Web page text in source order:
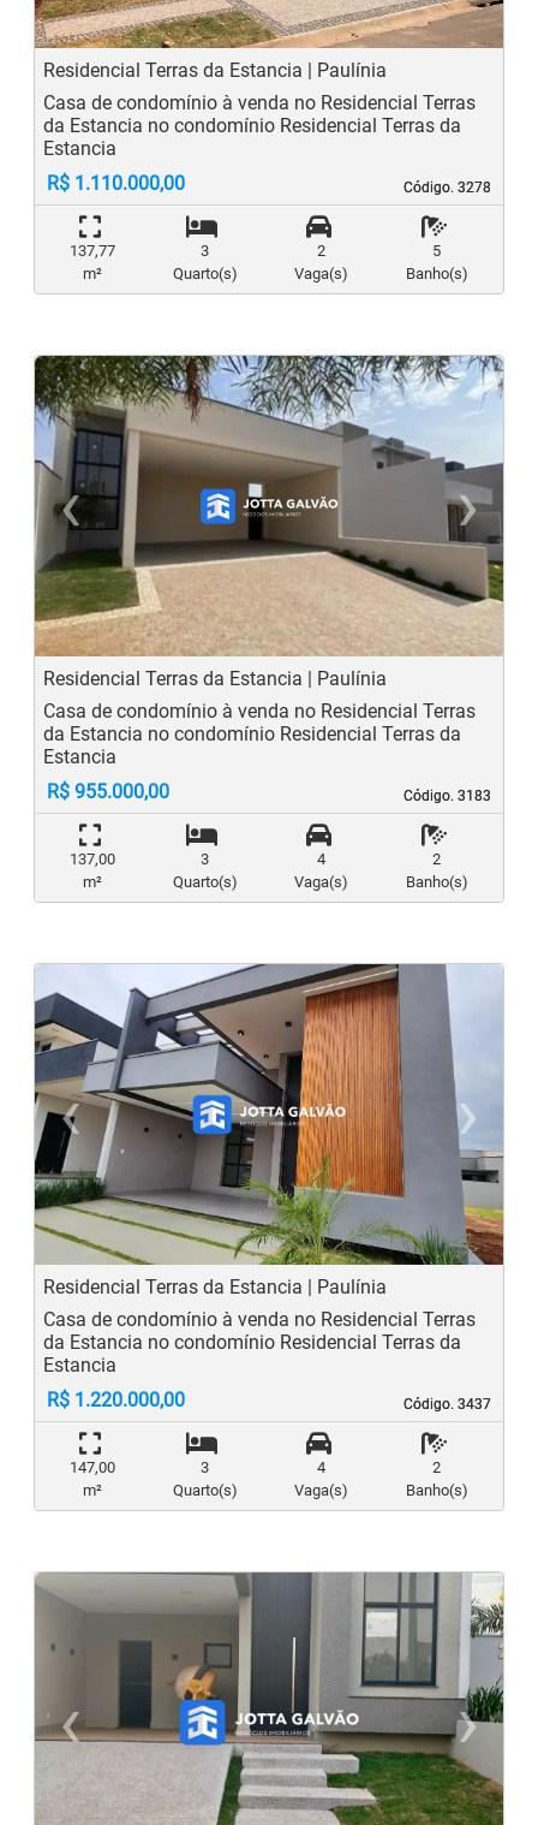
Residencial Terras da Estancia | Paulínia
Código. 3278
Código. 3278
Casa de condomínio à venda no Residencial Terras
da Estancia no condomínio Residencial Terras da
Estancia
R$ 1.110.000,00
137,77
m²
3
Quarto(s)
2
Vaga(s)
5
Banho(s)
‹
Previous
›
Residencial Terras da Estancia | Paulínia
Código. 3183
Código. 3183
Casa de condomínio à venda no Residencial Terras
da Estancia no condomínio Residencial Terras da
Estancia
R$ 955.000,00
137,00
m²
3
Quarto(s)
4
Vaga(s)
2
Banho(s)
‹
Previous
›
Residencial Terras da Estancia | Paulínia
Código. 3437
Código. 3437
Casa de condomínio à venda no Residencial Terras
da Estancia no condomínio Residencial Terras da
Estancia
R$ 1.220.000,00
147,00
m²
3
Quarto(s)
4
Vaga(s)
2
Banho(s)
‹
Previous
›